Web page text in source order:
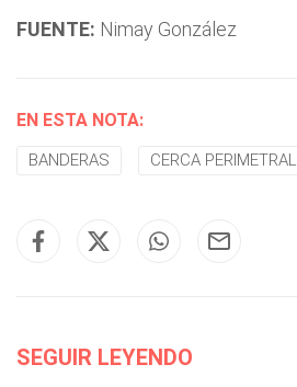
FUENTE: Nimay González
EN ESTA NOTA:
BANDERAS CERCA PERIMETRAL
SEGUIR LEYENDO